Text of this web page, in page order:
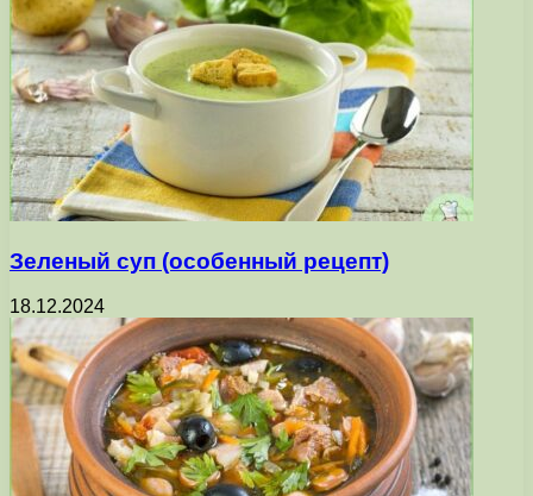
Зеленый суп (особенный рецепт)
18.12.2024